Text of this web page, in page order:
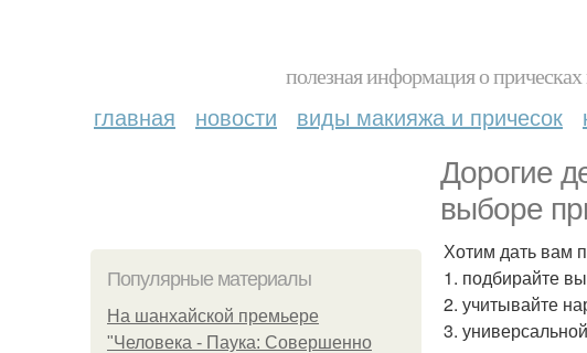
полезная информация о
главная новости виды макияжа и причесок
Дорогие
выборе
Популярные материалы
На шанхайской премьере
"Человека - Паука: Совершенно
Хотим дать вам
1. подбирайте
2. учитывайте
3.